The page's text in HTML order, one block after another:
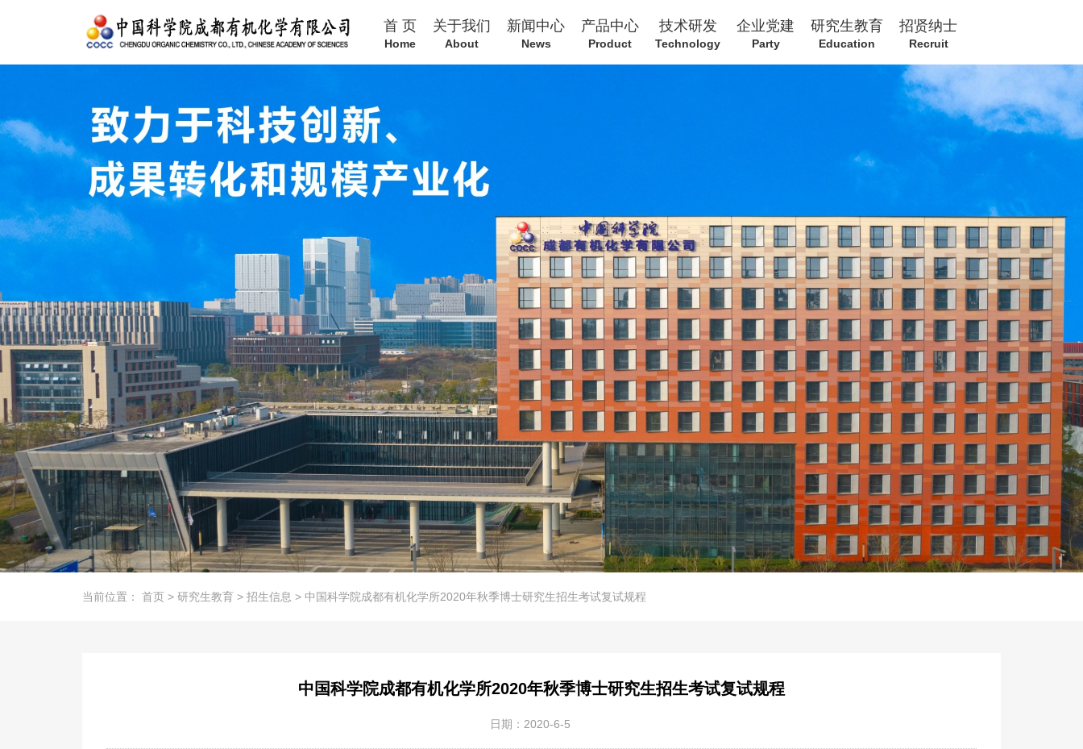
首 页
Home
关于我们
About
新闻中心
News
产品中心
Product
技术研发
Technology
企业党建
Party
研究生教育
Education
招贤纳士
Recruit
当前位置： 首页 > 研究生教育 > 招生信息 > 中国科学院成都有机化学所2020年秋季博士研究生招生考试复试规程
中国科学院成都有机化学所2020年秋季博士研究生招生考试复试规程
日期：2020-6-5